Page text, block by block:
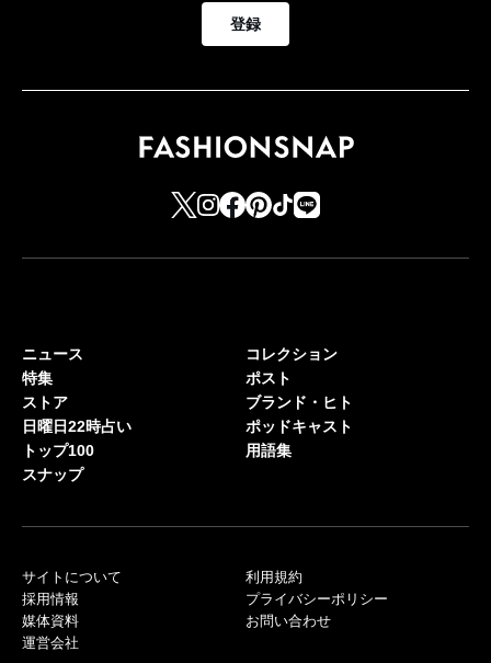
登録
ニュース
特集
ストア
日曜日22時占い
トップ100
スナップ
コレクション
ポスト
ブランド・ヒト
ポッドキャスト
用語集
サイトについて
採用情報
媒体資料
運営会社
利用規約
プライバシーポリシー
お問い合わせ